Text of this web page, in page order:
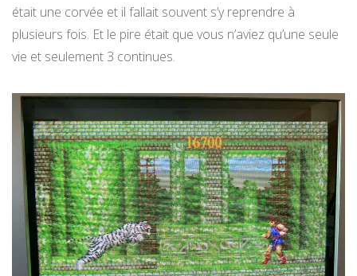
était une corvée et il fallait souvent s’y reprendre à
plusieurs fois. Et le pire était que vous n’aviez qu’une seule
vie et seulement 3 continues.